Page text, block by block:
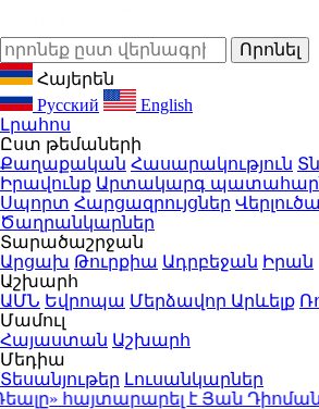
Հայերեն
Русский
English
Լրահոս
Ըստ թեմաների
Քաղաքական Հասարակություն
Իրավունք Արտակարգ
Սպորտ Հարցազրույցներ
Ծաղրանկարներ
Տարածաշրջան
Արցախ Թուրքիա Ադրբեջան Իրան
Աշխարհ
ԱՄՆ Եվրոպա Մերձավոր Արևելք
Մամուլ
Հայաստան Աշխարհ
Մեդիա
Տեսանյութեր Լուսանկարներ
հայտարարել է Յան